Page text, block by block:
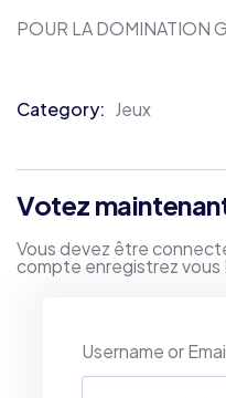
POUR LA DOMINATION
Category: Jeux
Votez
Vous devez être
compte enregistrez vous !
Username or